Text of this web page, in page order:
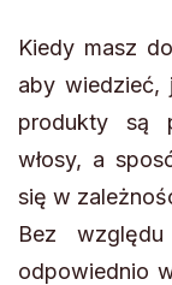
Kiedy masz
aby wiedzieć,
produkty są
włosy, a
się w
Bez
odpowiednio